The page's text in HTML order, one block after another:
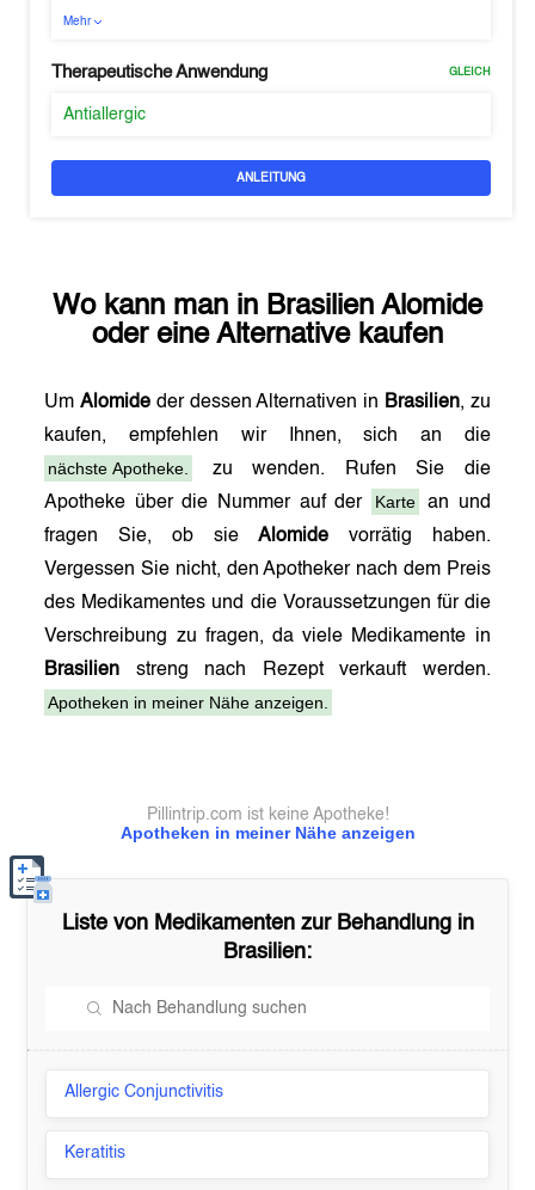
Mehr
Therapeutische Anwendung GLEICH
Antiallergic
ANLEITUNG
Wo kann man in Brasilien Alomide
oder eine Alternative kaufen
UmAlomide der dessen Alternativen in Brasilien, zu
kaufen, empfehlen wir Ihnen, sich an die
nächste Apotheke.
zu wenden. Rufen Sie die
Apotheke über die Nummer auf der
Karte
an und
fragen Sie, ob sieAlomide vorrätig haben.
Vergessen Sie nicht, den Apotheker nach dem Preis
des Medikamentes und die Voraussetzungen für die
Verschreibung zu fragen, da viele Medikamente in
Brasilien streng nach Rezept verkauft werden.
Apotheken in meiner Nähe anzeigen.
Apotheken in meiner Nähe anzeigen
Pillintrip.com ist keine Apotheke!
Liste von Medikamenten zur Behandlung in
Brasilien:
Allergic Conjunctivitis
Keratitis